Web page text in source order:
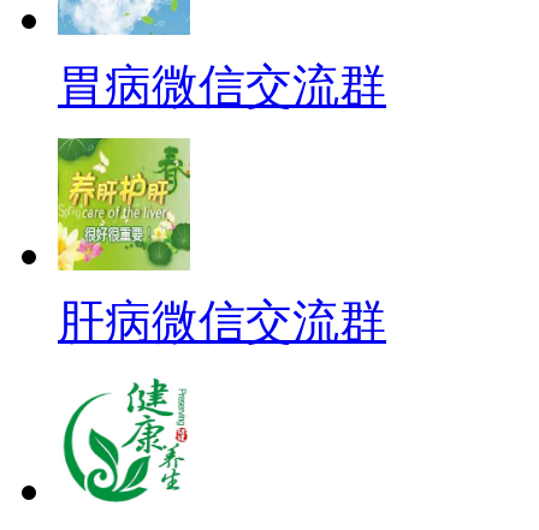
胃病微信交流群
肝病微信交流群